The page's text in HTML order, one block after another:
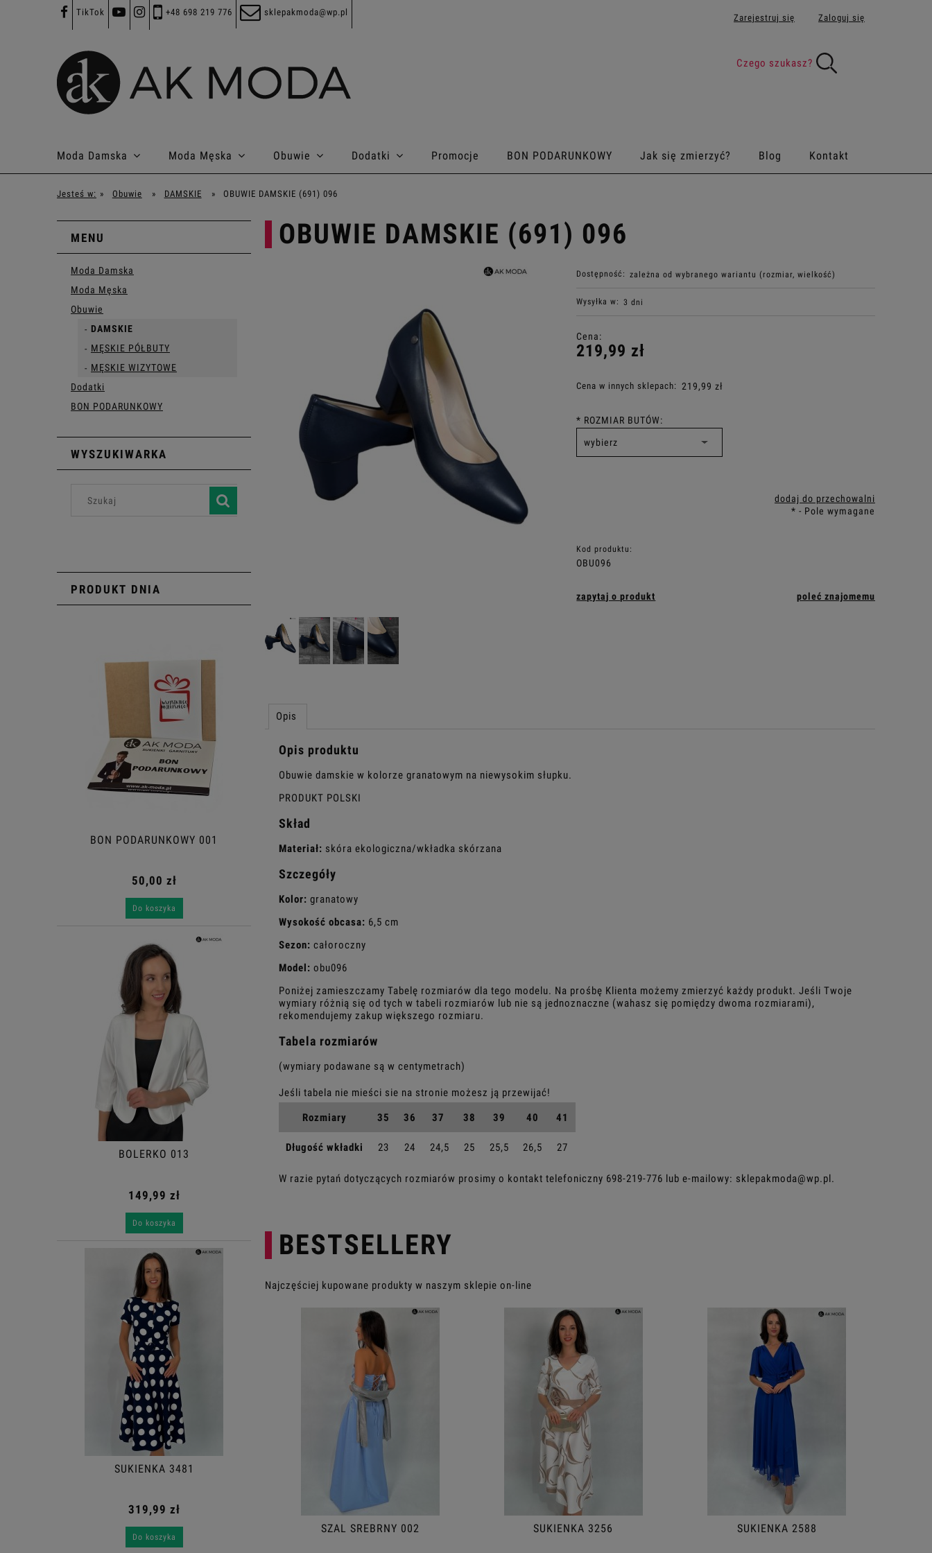
TikTok +48 698 219 776 sklepakmoda@wp.pl
Zarejestruj się Zaloguj się
Moda Damska Moda Męska Obuwie Dodatki Promocje BON PODARUNKOWY Jak się zmierzyć? Blog Kontakt
Jesteś w: » Obuwie » DAMSKIE » OBUWIE DAMSKIE (691) 096
MENU
Moda Damska
Moda Męska
Obuwie
DAMSKIE
MĘSKIE PÓŁBUTY
MĘSKIE WIZYTOWE
Dodatki
BON PODARUNKOWY
WYSZUKIWARKA
PRODUKT DNIA
BON PODARUNKOWY 001
50,00 zł
Do koszyka
BOLERKO 013
149,99 zł
Do koszyka
SUKIENKA 3481
319,99 zł
Do koszyka
OBUWIE DAMSKIE (691) 096
Dostępność: zależna od wybranego wariantu (rozmiar, wielkość)
Wysyłka w: 3 dni
Cena:
219,99 zł
Cena w innych sklepach: 219,99 zł
* ROZMIAR BUTÓW:
dodaj do przechowalni
* - Pole wymagane
Kod produktu:
OBU096
zapytaj o produkt poleć znajomemu
Opis
Opis produktu
Obuwie damskie w kolorze granatowym na niewysokim słupku.
PRODUKT POLSKI
Skład
Materiał: skóra ekologiczna/wkładka skórzana
Szczegóły
Kolor: granatowy
Wysokość obcasa: 6,5 cm
Sezon: całoroczny
Model: obu096
Poniżej zamieszczamy Tabelę rozmiarów dla tego modelu. Na prośbę Klienta możemy zmierzyć każdy produkt. Jeśli Twoje
wymiary różnią się od tych w tabeli rozmiarów lub nie są jednoznaczne (wahasz się pomiędzy dwoma rozmiarami),
rekomendujemy zakup większego rozmiaru.
Tabela rozmiarów
(wymiary podawane są w centymetrach)
Rozmiary 35 36 37 38 39 40 41
Długość wkładki 23 24 24,5 25 25,5 26,5 27
W razie pytań dotyczących rozmiarów prosimy o kontakt telefoniczny 698-219-776 lub e-mailowy: sklepakmoda@wp.pl .
BESTSELLERY
Najczęściej kupowane produkty w naszym sklepie on-line
SUKIENKA 3367 SZAL SREBRNY 002 SUKIENKA 3256 SUKIENKA 2588